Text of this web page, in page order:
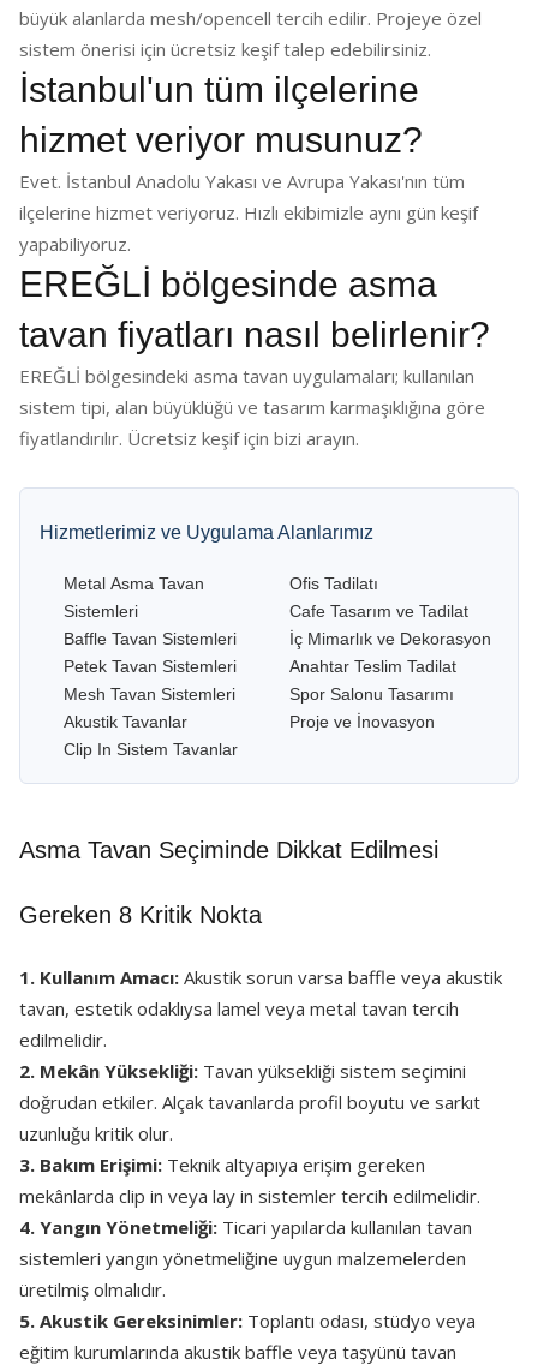
büyük alanlarda mesh/opencell tercih edilir. Projeye özel
sistem önerisi için ücretsiz keşif talep edebilirsiniz.
İstanbul'un tüm ilçelerine
hizmet veriyor musunuz?
Evet. İstanbul Anadolu Yakası ve Avrupa Yakası'nın tüm
ilçelerine hizmet veriyoruz. Hızlı ekibimizle aynı gün keşif
yapabiliyoruz.
EREĞLİ bölgesinde asma
tavan fiyatları nasıl belirlenir?
EREĞLİ bölgesindeki asma tavan uygulamaları; kullanılan
sistem tipi, alan büyüklüğü ve tasarım karmaşıklığına göre
fiyatlandırılır. Ücretsiz keşif için bizi arayın.
Hizmetlerimiz ve Uygulama Alanlarımız
Metal Asma Tavan
Sistemleri
Baffle Tavan Sistemleri
Petek Tavan Sistemleri
Mesh Tavan Sistemleri
Akustik Tavanlar
Clip In Sistem Tavanlar
Ofis Tadilatı
Cafe Tasarım ve Tadilat
İç Mimarlık ve Dekorasyon
Anahtar Teslim Tadilat
Spor Salonu Tasarımı
Proje ve İnovasyon
Asma Tavan Seçiminde Dikkat Edilmesi
Gereken 8 Kritik Nokta
1. Kullanım Amacı: Akustik sorun varsa baffle veya akustik
tavan, estetik odaklıysa lamel veya metal tavan tercih
edilmelidir.
2. Mekân Yüksekliği: Tavan yüksekliği sistem seçimini
doğrudan etkiler. Alçak tavanlarda profil boyutu ve sarkıt
uzunluğu kritik olur.
3. Bakım Erişimi: Teknik altyapıya erişim gereken
mekânlarda clip in veya lay in sistemler tercih edilmelidir.
4. Yangın Yönetmeliği: Ticari yapılarda kullanılan tavan
sistemleri yangın yönetmeliğine uygun malzemelerden
üretilmiş olmalıdır.
5. Akustik Gereksinimler: Toplantı odası, stüdyo veya
eğitim kurumlarında akustik baffle veya taşyünü tavan